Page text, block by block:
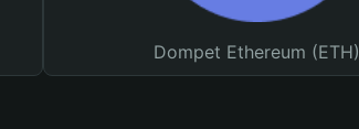
Dompet Ethereum (ETH)